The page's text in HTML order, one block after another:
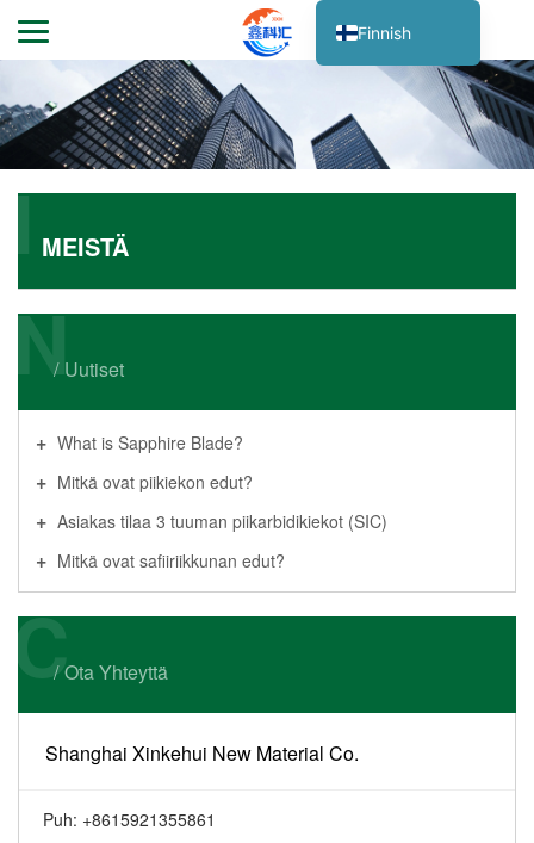
MEISTÄ
I
Uutiset
N
What is Sapphire Blade?
Mitkä ovat piikiekon edut?
Asiakas tilaa 3 tuuman piikarbidikiekot (SIC)
Mitkä ovat safiiriikkunan edut?
Ota Yhteyttä
C
Shanghai Xinkehui New Material Co.
Puh: +8615921355861
Finnish
English
Japanese
Korean
German
Hungarian